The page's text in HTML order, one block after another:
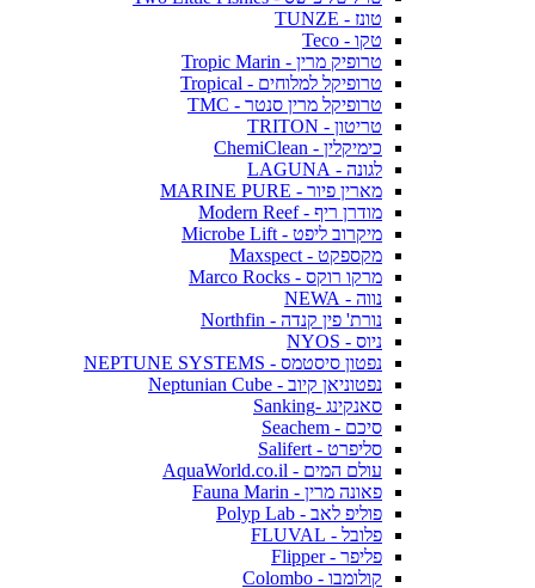
טונז - TUNZE
טקו - Teco
טרופיק מרין - Tropic Marin
טרופיקל למלוחים - Tropical
טרופיקל מרין סנטר - TMC
טריטון - TRITON
כימיקלין - ChemiClean
לגונה - LAGUNA
מארין פיור - MARINE PURE
מודרן ריף - Modern Reef
מיקרוב ליפט - Microbe Lift
מקספקט - Maxspect
מרקו רוקס - Marco Rocks
נווה - NEWA
נורת' פין קנדה - Northfin
ניוס - NYOS
נפטון סיסטמס - NEPTUNE SYSTEMS
נפטוניאן קיוב - Neptunian Cube
סאנקינג -Sanking
סיכם - Seachem
סליפרט - Salifert
עולם המים - AquaWorld.co.il
פאונה מרין - Fauna Marin
פוליפ לאב - Polyp Lab
פלובל - FLUVAL
פליפר - Flipper
קולומבו - Colombo